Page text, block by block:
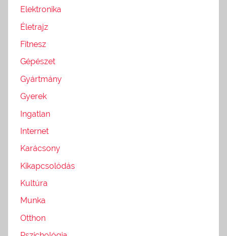
Elektronika
Életrajz
Fitnesz
Gépészet
Gyártmány
Gyerek
Ingatlan
Internet
Karácsony
Kikapcsolódás
Kultúra
Munka
Otthon